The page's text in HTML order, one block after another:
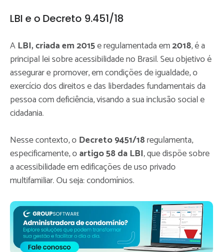
LBI e o Decreto 9.451/18
A LBI, criada em 2015e regulamentada em2018, é a
principal lei sobre acessibilidade no Brasil. Seu objetivo é
assegurar e promover, em condições de igualdade, o
exercício dos direitos e das liberdades fundamentais da
pessoa com deficiência, visando a sua inclusão social e
cidadania.
Nesse contexto, o Decreto 9451/18regulamenta,
especificamente, o artigo 58 da LBI, que dispõe sobre
a acessibilidade em edificações de uso privado
multifamiliar. Ou seja: condomínios.